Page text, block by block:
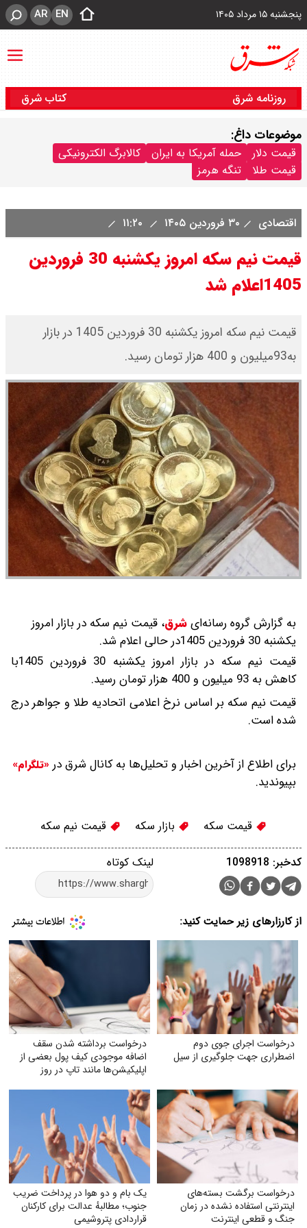
پنجشنبه ۱۵ مرداد ۱۴۰۵ EN
AR
روزنامه شرق کتاب شرق
موضوعات داغ:
قیمت دلار حمله آمریکا به ایران
کالابرگ الکترونیکی
قیمت طلا
تنگه هرمز
اقتصادی ۳۰ فروردین ۱۴۰۵
قیمت نیم سکه امروز یکشنبه 30 فروردین
1405اعلام شد
قیمت نیم سکه امروز یکشنبه 30 فروردین 1405 در بازار
به93میلیون و 400 هزار تومان رسید.
به گزارش گروه رسانه‌ایشرق، قیمت نیم سکه در بازار امروز
یکشنبه 30 فروردین 1405در حالی اعلام شد.
قیمت نیم سکه در بازار امروز یکشنبه 30 فروردین 1405با
کاهش به 93 میلیون و 400 هزار تومان رسید.
قیمت نیم سکه بر اساس نرخ اعلامی اتحادیه طلا و جواهر درج
شده است.
برای اطلاع از آخرین اخبار و تحلیل‌ها به کانال شرق در «تلگرام»
بپیوندید.
قیمت سکه بازار سکه قیمت نیم سکه
لینک کوتاه کدخبر: 1098918
از کارزارهای زیر حمایت کنید:
درخواست اجرای جوی دوم
اضطراری جهت جلوگیری از سیل
درخواست برداشته شدن سقف
اضافه‌ موجودی کیف پول بعضی از
اپلیکیشن‌ها مانند تاپ در روز
درخواست برگشت بسته‌های
اینترنتی استفاده نشده در زمان
جنگ و قطعی اینترنت
یک بام و دو هوا در پرداخت ضریب
جنوب؛ مطالبهٔ عدالت برای کارکنان
قراردادی پتروشیمی